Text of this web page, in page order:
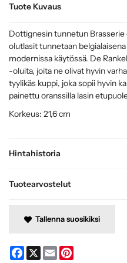
Tuote Kuvaus
Hintahistoria
Tuotearvostelut
Dottignesin tunnetun Brasserie
olutlasit tunnetaan
modernissa käytössä. De
-oluita, joita ne olivat hyvin
tyylikäs kuppi, joka sopii hyvin
painettu oranssilla lasin
Korkeus: 21,6 cm
Tallenna suosikiksi
Facebook
X Email